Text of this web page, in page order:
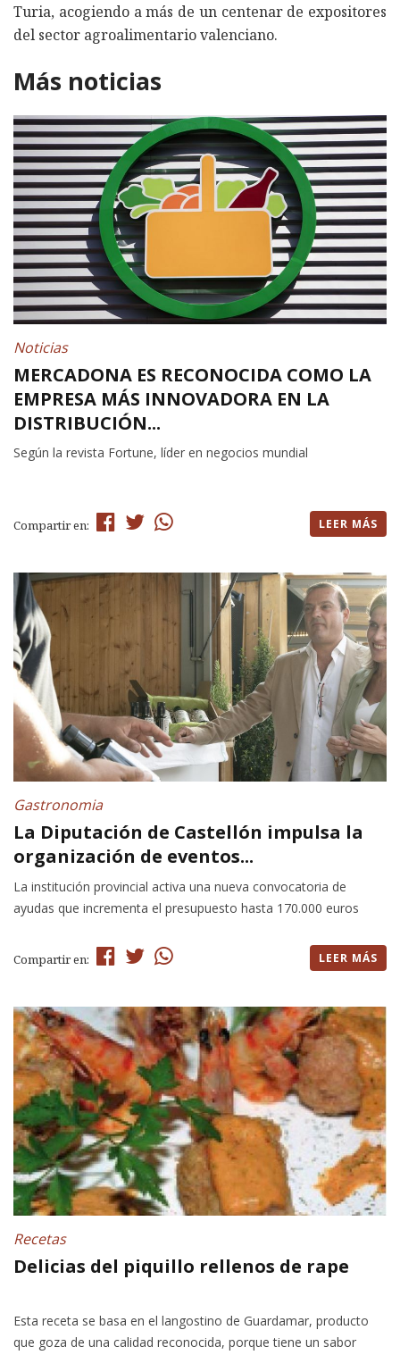
Turia, acogiendo a más de un centenar de expositores
del sector agroalimentario valenciano.
Más noticias
Noticias
MERCADONA ES RECONOCIDA COMO LA
EMPRESA MÁS INNOVADORA EN LA
DISTRIBUCIÓN...
Según la revista Fortune, líder en negocios mundial
Compartir en: LEER MÁS
Gastronomia
La Diputación de Castellón impulsa la
organización de eventos...
La institución provincial activa una nueva convocatoria de
ayudas que incrementa el presupuesto hasta 170.000 euros
Compartir en: LEER MÁS
Recetas
Delicias del piquillo rellenos de rape
Esta receta se basa en el langostino de Guardamar, producto
que goza de una calidad reconocida, porque tiene un sabor